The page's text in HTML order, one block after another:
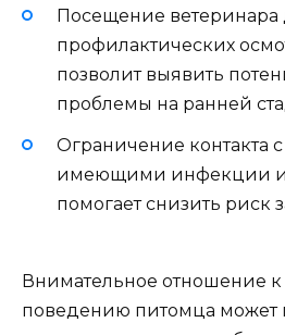
Посещение ветеринара
профилактических
позволит выявить
проблемы на ранней
Ограничение контакта
имеющими инфекции
помогает снизить риск
Внимательное отношение
поведению питомца может